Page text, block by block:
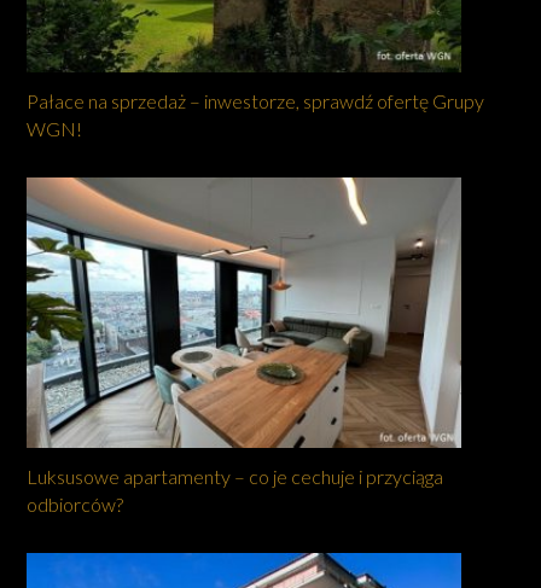
Pałace na sprzedaż – inwestorze, sprawdź ofertę Grupy
WGN!
Luksusowe apartamenty – co je cechuje i przyciąga
odbiorców?